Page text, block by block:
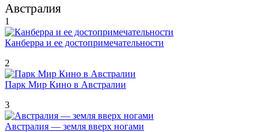
Австралия
1
Канберра и ее достопримечательности
2
Парк Мир Кино в Австралии
3
Австралия — земля вверх ногами